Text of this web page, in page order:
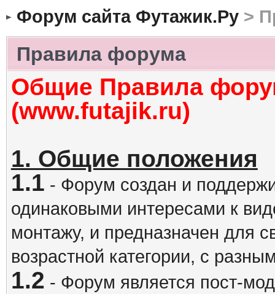
Форум сайта Футажик.Ру>
Правила форума
Общие Правила
(www.futajik.ru)
1. Общие положения
1.1 - Форум создан и
одинаковыми интересами к
монтажу, и предназначен для
возрастной категории, с
1.2 - Форум является пост-